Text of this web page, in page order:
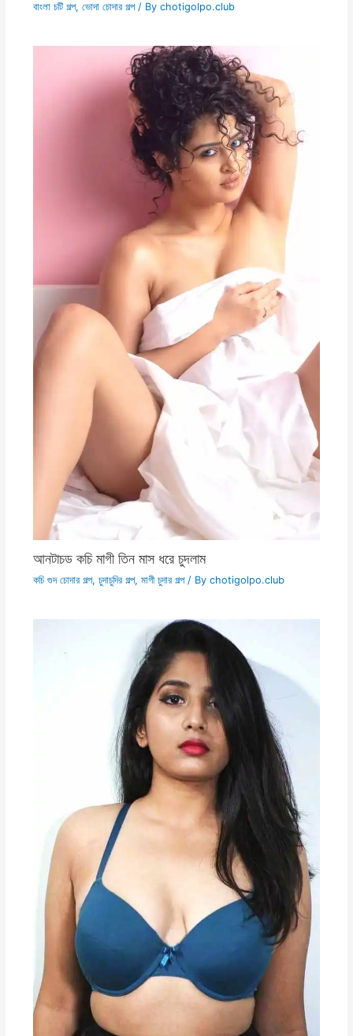
বাংলা চটি গল্প, ভোদা চোদার গল্প/ By chotigolpo.club
আনটাচড কচি মাগী তিন মাস ধরে চুদলাম
কচি গুদ চোদার গল্প, চুদাচুদির গল্প, মাগী চুদার গল্প/ By chotigolpo.club